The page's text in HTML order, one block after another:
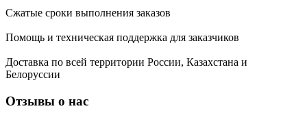
Сжатые сроки выполнения заказов
Помощь и техническая поддержка для заказчиков
Доставка по всей территории России, Казахстана и
Белоруссии
Отзывы о нас